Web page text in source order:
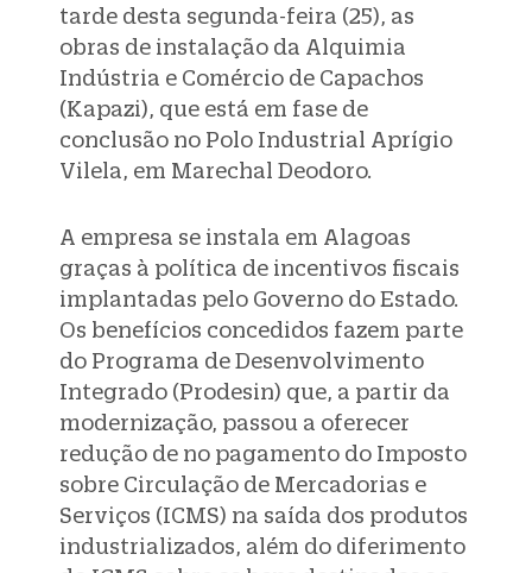
tarde desta segunda-feira (25), as
obras de instalação da Alquimia
Indústria e Comércio de Capachos
(Kapazi), que está em fase de
conclusão no Polo Industrial Aprígio
Vilela, em Marechal Deodoro.
A empresa se instala em Alagoas
graças à política de incentivos fiscais
implantadas pelo Governo do Estado.
Os benefícios concedidos fazem parte
do Programa de Desenvolvimento
Integrado (Prodesin) que, a partir da
modernização, passou a oferecer
redução de no pagamento do Imposto
sobre Circulação de Mercadorias e
Serviços (ICMS) na saída dos produtos
industrializados, além do diferimento